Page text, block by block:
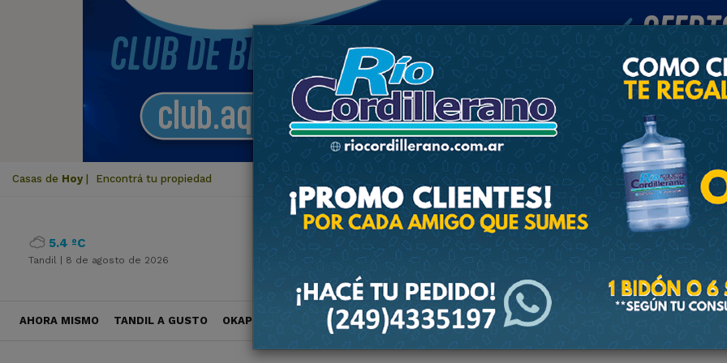
Casas de Hoy Encontrá tu propiedad
5.4 ºC
Tandil | 8 de agosto de 2026
AHORA MISMO TANDIL A GUSTO OKAPI VIAJES POLÍTICA POLICIALES DEPORTES SOCIEDAD NACIONALES